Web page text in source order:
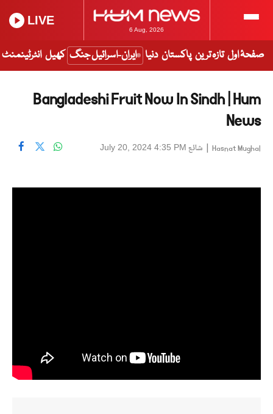
6 Aug, 2026
LIVE
صفحۂ اول تازہ ترین پاکستان دنیا ایران-اسرائیل جنگ کھیل انٹرٹینمنٹ
Bangladeshi Fruit Now In Sindh | Hum
News
Hasnat Mughal
| شائع July 20, 2024 4:35 PM